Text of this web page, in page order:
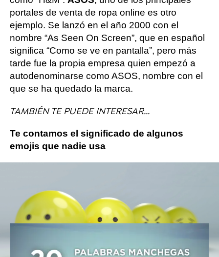
portales de venta de ropa online es otro
ejemplo. Se lanzó en el año 2000 con el
nombre “As Seen On Screen”, que en español
significa “Como se ve en pantalla”, pero más
tarde fue la propia empresa quien empezó a
autodenominarse como ASOS, nombre con el
que se ha quedado la marca.
TAMBIÉN TE PUEDE INTERESAR...
Te contamos el significado de algunos
emojis que nadie usa
manchegas que todos deberíamos
usar